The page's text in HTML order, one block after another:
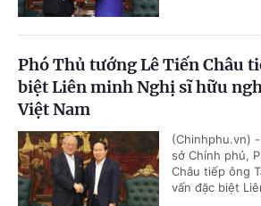
Phó Thủ tướng Lê Tiến Châu
biệt Liên minh Nghị sĩ hữu
Việt Nam
(Chinhphu.vn)
sở Chính phủ,
Châu tiếp ông
vấn đặc biệt